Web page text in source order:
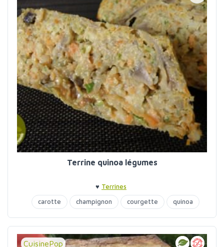
Terrine quinoa légumes
♥ Terrines
carotte
champignon courgette quinoa
terrine
CuisinePop